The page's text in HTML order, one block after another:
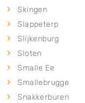
Skingen
Slappeterp
Slijkenburg
Sloten
Smalle Ee
Smallebrugge
Snakkerburen